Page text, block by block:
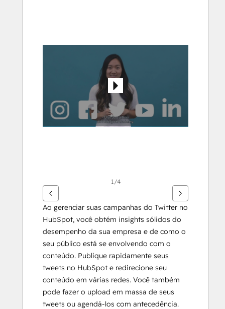
1/4
Ao gerenciar suas campanhas do Twitter no
HubSpot, você obtém insights sólidos do
desempenho da sua empresa e de como o
seu público está se envolvendo com o
conteúdo. Publique rapidamente seus
tweets no HubSpot e redirecione seu
conteúdo em várias redes. Você também
pode fazer o upload em massa de seus
tweets ou agendá-los com antecedência.